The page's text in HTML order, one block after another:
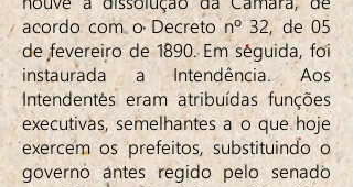
acordo com o Decreto nº 32, de 05
de fevereiro de 1890. Em seguida, foi
instaurada a Intendência. Aos
Intendentes eram atribuídas funções
executivas, semelhantes a o que hoje
exercem os prefeitos, substituindo o
governo antes regido pelo senado